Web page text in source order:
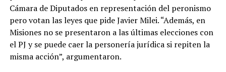
Cámara de Diputados en representación del peronismo
pero votan las leyes que pide Javier Milei. “Además, en
Misiones no se presentaron a las últimas elecciones con
el PJ y se puede caer la personería jurídica si repiten la
misma acción”, argumentaron.